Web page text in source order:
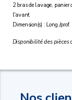
2 bras de lavage, panier
l'avant
Dimension(s) : Long./
Disponibilité des pièces